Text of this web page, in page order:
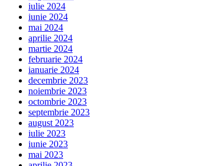
iulie 2024
iunie 2024
mai 2024
aprilie 2024
martie 2024
februarie 2024
ianuarie 2024
decembrie 2023
noiembrie 2023
octombrie 2023
septembrie 2023
august 2023
iulie 2023
iunie 2023
mai 2023